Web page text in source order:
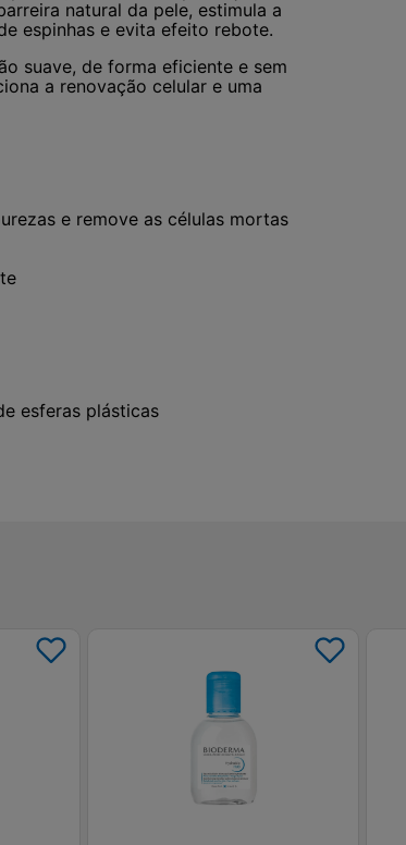
natural da pele, estimula a
espinhas e evita efeito rebote.
suave, de forma eficiente e sem
a renovação celular e uma
e remove as células mortas
esferas plásticas